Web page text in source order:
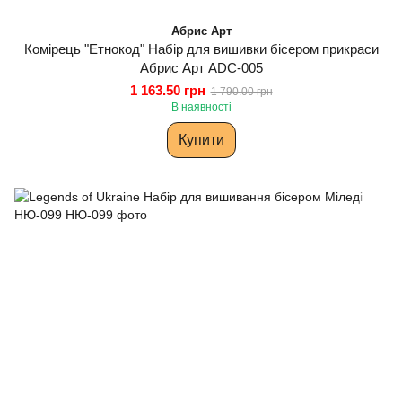
Абрис Арт
Комірець "Етнокод" Набір для вишивки бісером прикраси
Абрис Арт ADC-005
1 163.50 грн 1 790.00 грн
В наявності
Купити